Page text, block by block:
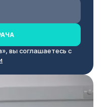
вы соглашаетесь с